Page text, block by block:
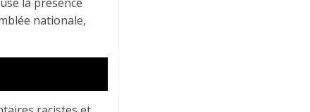
nationale,